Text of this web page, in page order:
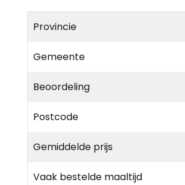
Provincie
Gemeente
Beoordeling
Postcode
Gemiddelde prijs
Vaak bestelde maaltijd